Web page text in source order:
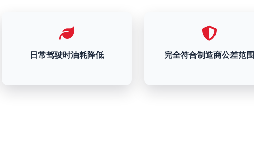
日常驾驶时油耗降低 完全符合制造商公差范围